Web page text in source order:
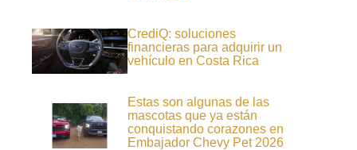
CrediQ: soluciones
financieras para adquirir un
vehículo en Costa Rica
Estas son algunas de las
mascotas que ya están
conquistando corazones en
Embajador Chevy Pet 2026